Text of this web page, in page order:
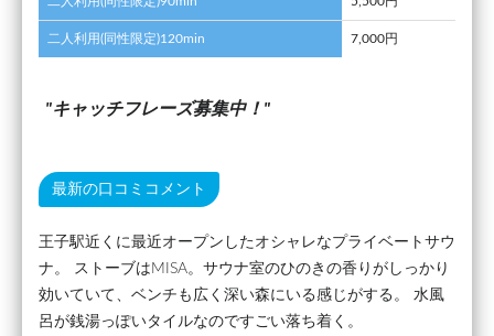
二人利用(同性限定)120min 7,000円
キャッチフレーズ募集中！
最新の口コミコメント
王子駅近くに最近オープンしたオシャレなプライベートサウ
ナ。 ストーブはMISA。サウナ室のひのきの香りがしっかり
効いていて、ベンチも広く深い森にいる感じがする。 水風
呂が銭湯っぽいタイルなのですごい落ち着く。